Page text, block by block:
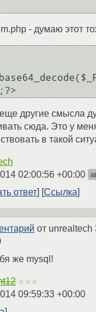
- думаю этот
другие смысла
сюда. Это у
в такой
02:00:56 +00:00
ответ Ссылка
от unrealtech
же mysql!
☆☆☆
09:59:33 +00:00